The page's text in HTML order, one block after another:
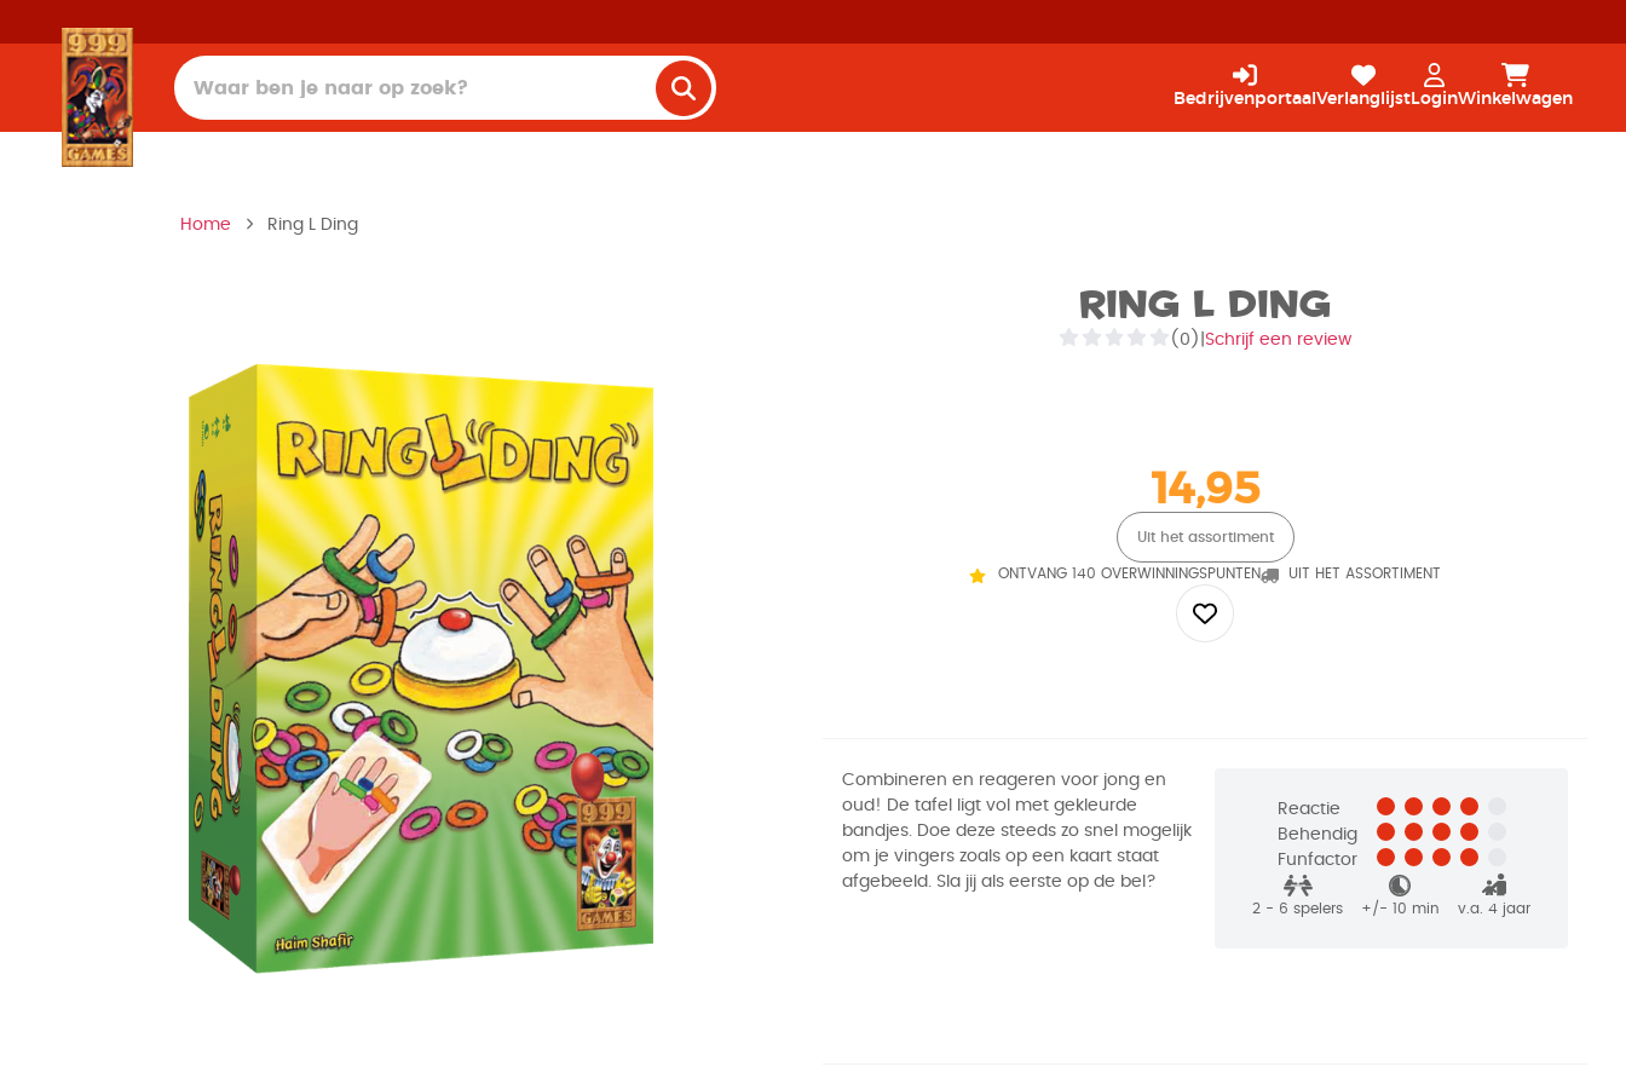
Bedrijvenportaal Verlanglijst LoginWinkelwagen
Home Ring L Ding
Ring L Ding
(0) Schrijf een review
14,95
Uit het assortiment
ONTVANG 140 OVERWINNINGSPUNTEN UIT HET ASSORTIMENT
Combineren en reageren voor jong en
oud! De tafel ligt vol met gekleurde
bandjes. Doe deze steeds zo snel mogelijk
om je vingers zoals op een kaart staat
afgebeeld. Sla jij als eerste op de bel?
Reactie
Behendig
Funfactor
2 - 6 spelers +/- 10 min v.a. 4 jaar